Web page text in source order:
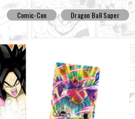
Comic-Con Dragon Ball Super